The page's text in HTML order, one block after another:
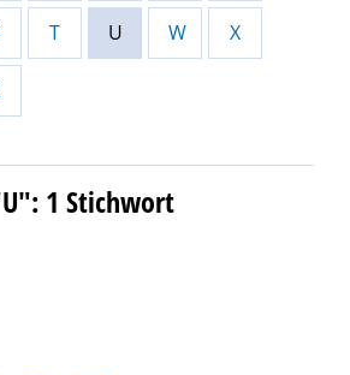
T U W X
1 Stichwort